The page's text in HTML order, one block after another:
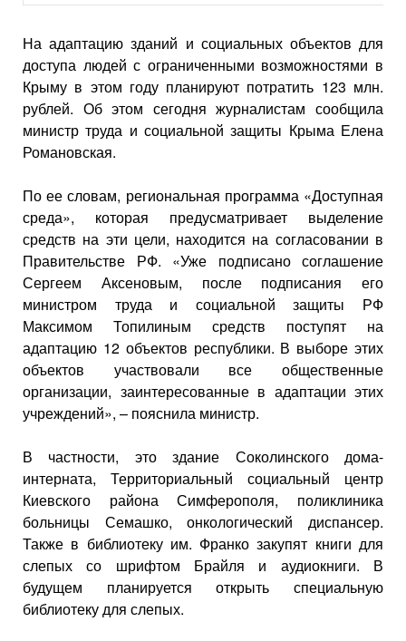
На адаптацию зданий и социальных объектов для
доступа людей с ограниченными возможностями в
Крыму в этом году планируют потратить 123 млн.
рублей. Об этом сегодня журналистам сообщила
министр труда и социальной защиты Крыма Елена
Романовская.
По ее словам, региональная программа «Доступная
среда», которая предусматривает выделение
средств на эти цели, находится на согласовании в
Правительстве РФ. «Уже подписано соглашение
Сергеем Аксеновым, после подписания его
министром труда и социальной защиты РФ
Максимом Топилиным средств поступят на
адаптацию 12 объектов республики. В выборе этих
объектов участвовали все общественные
организации, заинтересованные в адаптации этих
учреждений», – пояснила министр.
В частности, это здание Соколинского дома-
интерната, Территориальный социальный центр
Киевского района Симферополя, поликлиника
больницы Семашко, онкологический диспансер.
Также в библиотеку им. Франко закупят книги для
слепых со шрифтом Брайля и аудиокниги. В
будущем планируется открыть специальную
библиотеку для слепых.